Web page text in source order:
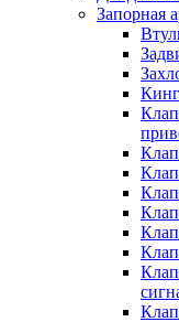
Запорная